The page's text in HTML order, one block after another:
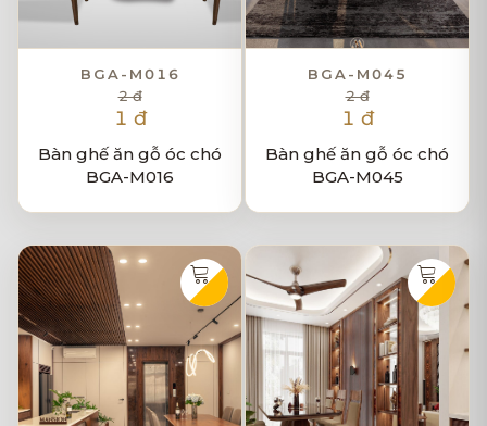
BGA-M016
2 đ
1 đ
Bàn ghế ăn gỗ óc chó
BGA-M016
BGA-M045
2 đ
1 đ
Bàn ghế ăn gỗ óc chó
BGA-M045